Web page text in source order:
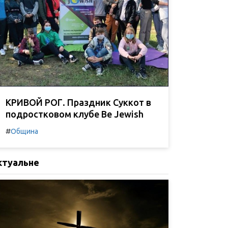
КРИВОЙ РОГ. Праздник Суккот в
подростковом клубе Be Jewish
#Община